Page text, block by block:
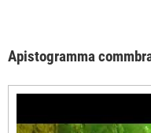
Apistogramma